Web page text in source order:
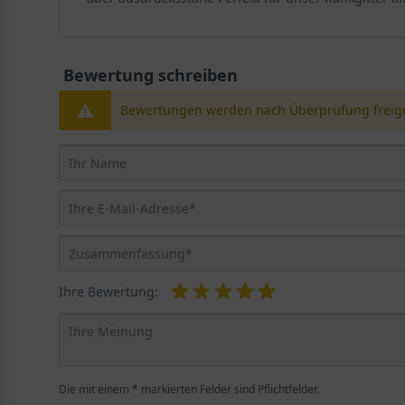
Bewertung schreiben
Bewertungen werden nach Überprüfung
Ihre Bewertung:
Die mit einem * markierten Felder sind Pflichtfelder.